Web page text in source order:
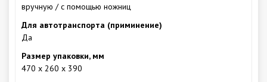
вручную / с помощью ножниц
Для автотранспорта (приминение)
Да
Размер упаковки, мм
470 х 260 х 390